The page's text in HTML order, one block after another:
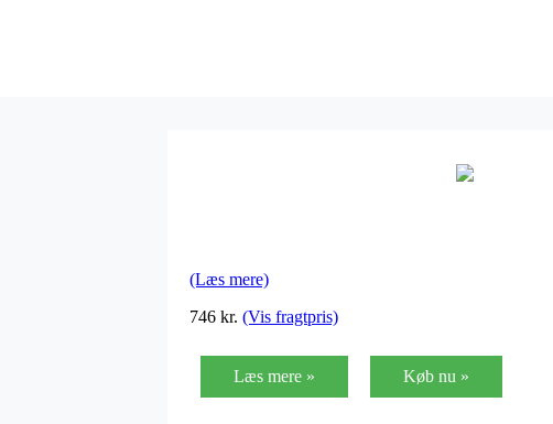
(Læs mere)
746 kr. (Vis fragtpris)
Læs mere » Køb nu »